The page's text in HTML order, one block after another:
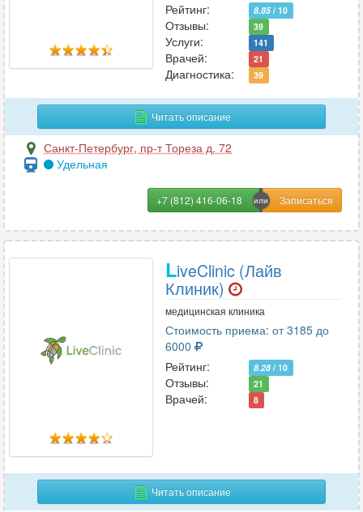
Реабилитация
Реаниматология 29
Рентгенология 32
Репродуктология
С
287
Сурдология
Терапия
Травматология
Травматология-ортопедия 98
Трансфузиология 1
Рейтинг:
8.85/ 10
Отзывы: 39
Услуги: 141
Врачей: 21
Диагностика: 39
Читать описание
Санкт-Петербург, пр-т Тореза д. 72
Удельная
+7 (812) 416-06-18
LiveClinic (Лайв
Клиник)
медицинская клиника
Стоимость приема: от 3185 до
6000
Рейтинг:
8.28 / 10
Отзывы: 21
Врачей: 8
Читать описание